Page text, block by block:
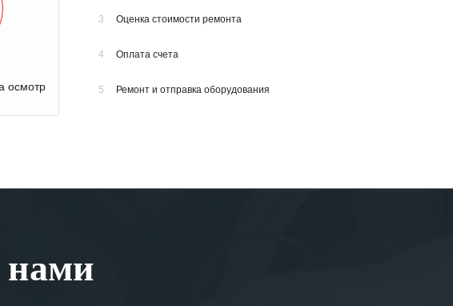
осмотр
3 Оценка стоимости ремонта
4 Оплата счета
5 Ремонт и отправка оборудования
нами